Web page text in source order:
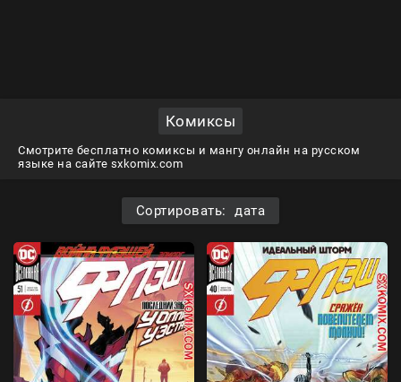
Комиксы
Смотрите бесплатно комиксы и мангу онлайн на русском
языке на сайте sxkomix.com
Сортировать: дата